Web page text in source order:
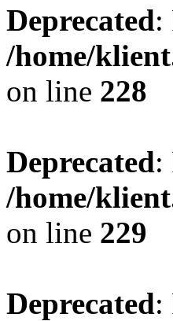
Deprecated:
/home/
on line 228
Deprecated:
/home/
on line 229
Deprecated: